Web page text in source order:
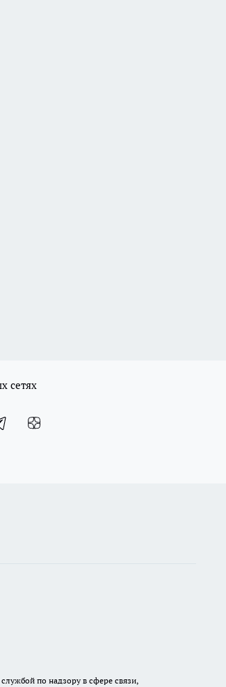
сетях
по надзору в сфере связи,